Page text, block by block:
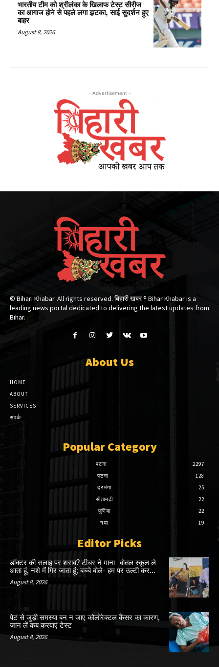
भारतीय टीम को श्रीलंका के खिलाफ टेस्ट सीरीज
का आगाज होने से पहले लगा झटका, साई सुदर्शन हुए
बाहर
August 8, 2026
- Advertisement -
© Bihari Khabar. All rights reserved. बिहारी खबर ®​ Bihar Khabar is a
leading news portal dedicated to delivering the latest updates from
Bihar.
About Us
HOME
ABOUT
SERVICES
संपर्क
Popular Category
पटना
2297
पटना
128
दरभंगा
25
सीतामढ़ी
22
पूर्णिया
22
गया
19
Editor Picks
डॉक्टर की सलाह पर शराब? टीचर ने माना- बोतल स्कूल ले
आता हूं, नशे में गिर जाता हूं; बच्चे बोले- हम पर उल्टी कर...
August 8, 2026
पेट से जुड़ी समस्या बन न जाए कोलोरेक्टल कैंसर का कारण,
जान लें कब करवाएं टेस्ट
August 8, 2026